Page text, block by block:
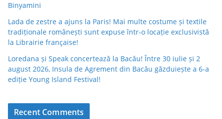
Binyamini
Lada de zestre a ajuns la Paris! Mai multe costume și textile
tradiționale românești sunt expuse într-o locație exclusivistă
la Librairie française!
Loredana și Speak concertează la Bacău! Între 30 iulie și 2
august 2026, Insula de Agrement din Bacău găzduiește a 6-a
ediție Young Island Festival!
Recent Comments